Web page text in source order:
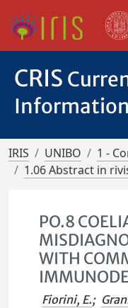
CRIS
IRIS UNIBO
1 -
1.06 Abstract in
PO.8
WITH
Fiorini, E.;